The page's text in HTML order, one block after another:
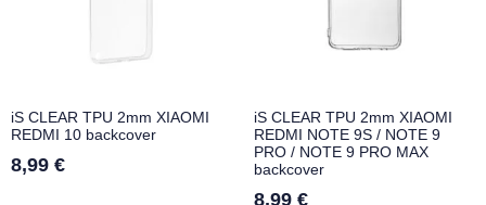
iS CLEAR TPU 2mm XIAOMI
REDMI 10 backcover
8,99 €
iS CLEAR TPU 2mm XIAOMI
REDMI NOTE 9S / NOTE 9
PRO / NOTE 9 PRO MAX
backcover
8,99 €